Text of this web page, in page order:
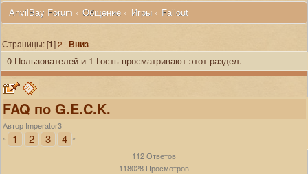
AnvilBay Forum » Общение » Игры» Fallout
Страницы: [1]2 Вниз
0 Пользователей и 1 Гость просматривают этот раздел.
FAQ по G.E.C.K.
Автор Imperator3
« 1 2 3 4 »
112 Ответов
118028 Просмотров